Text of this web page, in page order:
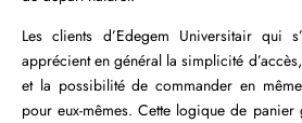
Les clients d’Edegem Universitair qui
apprécient en général la simplicité
et la possibilité de commander en
pour eux-mêmes. Cette logique de